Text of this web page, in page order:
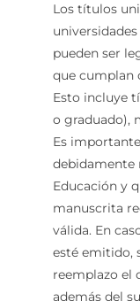
Los títulos
pueden ser
que cumplan
Esto incluye
o graduado),
Es
debidamente
Educación y
manuscrita
válida. En
esté emitido,
reemplazo el
además del